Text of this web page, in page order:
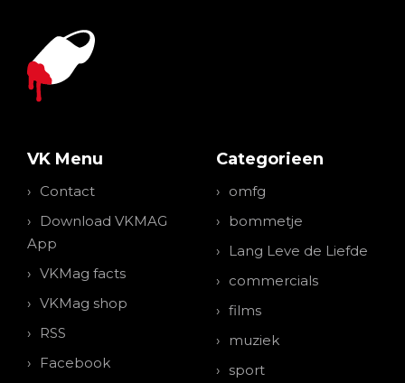
VK Menu
Contact
Download VKMAG
App
VKMag facts
VKMag shop
RSS
Facebook
Categorieen
omfg
bommetje
Lang Leve de Liefde
commercials
films
muziek
sport